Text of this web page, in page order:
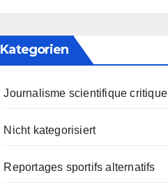
Kategorien
Journalisme scientifique critique
Nicht kategorisiert
Reportages sportifs alternatifs